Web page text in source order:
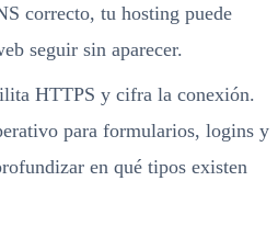
correcto, tu hosting puede
seguir sin aparecer.
HTTPS y cifra la conexión.
para formularios, logins y
en qué tipos existen